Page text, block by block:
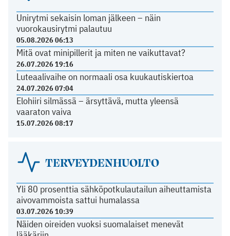
Unirytmi sekaisin loman jälkeen – näin
vuorokausirytmi palautuu
05.08.2026 06:13
Mitä ovat minipillerit ja miten ne vaikuttavat?
26.07.2026 19:16
Luteaalivaihe on normaali osa kuukautiskiertoa
24.07.2026 07:04
Elohiiri silmässä – ärsyttävä, mutta yleensä
vaaraton vaiva
15.07.2026 08:17
TERVEYDENHUOLTO
Yli 80 prosenttia sähköpotkulautailun aiheuttamista
aivovammoista sattui humalassa
03.07.2026 10:39
Näiden oireiden vuoksi suomalaiset menevät